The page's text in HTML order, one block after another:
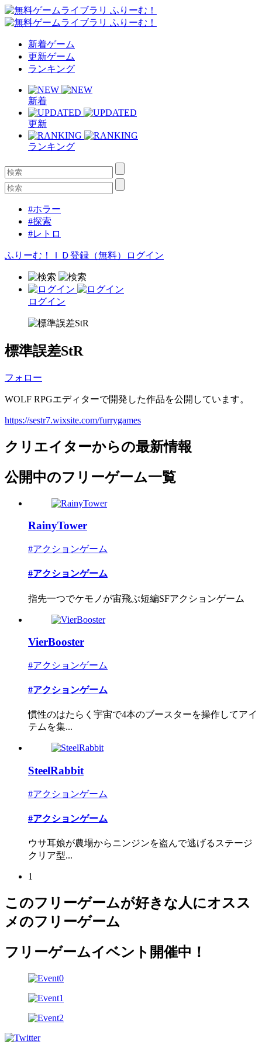
新着ゲーム
更新ゲーム
ランキング
新着
更新
ランキング
#ホラー
#探索
#レトロ
ふりーむ！ＩＤ登録（無料） ログイン
ログイン
標準誤差StR
フォロー
WOLF RPGエディターで開発した作品を公開しています。
https://sestr7.wixsite.com/furrygames
クリエイターからの最新情報
公開中のフリーゲーム一覧
RainyTower
#アクションゲーム
#アクションゲーム
指先一つでケモノが宙飛ぶ短編SFアクションゲーム
VierBooster
#アクションゲーム
#アクションゲーム
慣性のはたらく宇宙で4本のブースターを操作してアイ
テムを集...
SteelRabbit
#アクションゲーム
#アクションゲーム
ウサ耳娘が農場からニンジンを盗んで逃げるステージ
クリア型...
1
このフリーゲームが好きな人にオスス
メのフリーゲーム
フリーゲームイベント開催中！